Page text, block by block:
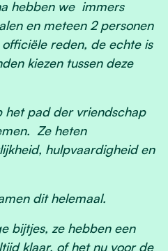
hebben we immers
en meteen 2 personen
reden, de echte is
kiezen tussen deze
het pad der vriendschap
Ze heten
hulpvaardigheid en
dit helemaal.
bijtjes, ze hebben een
klaar, of het nu voor de